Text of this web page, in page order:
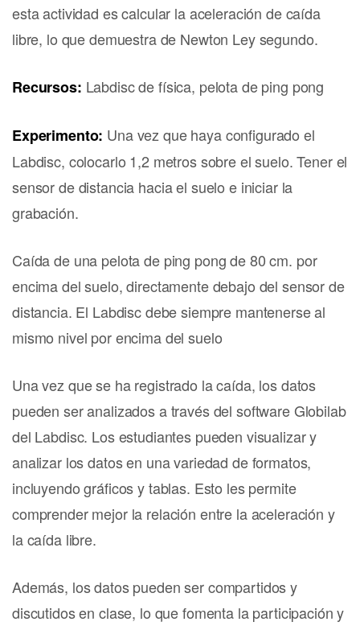
esta actividad es calcular la aceleración de caída
libre, lo que demuestra de Newton Ley segundo.
Recursos: Labdisc de física, pelota de ping pong
Experimento: Una vez que haya configurado el
Labdisc, colocarlo 1,2 metros sobre el suelo. Tener el
sensor de distancia hacia el suelo e iniciar la
grabación.
Caída de una pelota de ping pong de 80 cm. por
encima del suelo, directamente debajo del sensor de
distancia. El Labdisc debe siempre mantenerse al
mismo nivel por encima del suelo
Una vez que se ha registrado la caída, los datos
pueden ser analizados a través del software Globilab
del Labdisc. Los estudiantes pueden visualizar y
analizar los datos en una variedad de formatos,
incluyendo gráficos y tablas. Esto les permite
comprender mejor la relación entre la aceleración y
la caída libre.
Además, los datos pueden ser compartidos y
discutidos en clase, lo que fomenta la participación y